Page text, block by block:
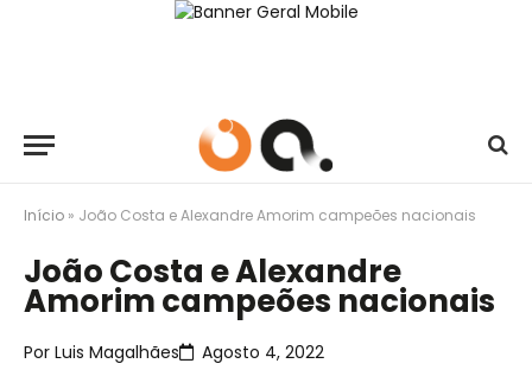
Início » João Costa e Alexandre Amorim campeões nacionais
João Costa e Alexandre
Amorim campeões nacionais
Por Luis Magalhães Agosto 4, 2022